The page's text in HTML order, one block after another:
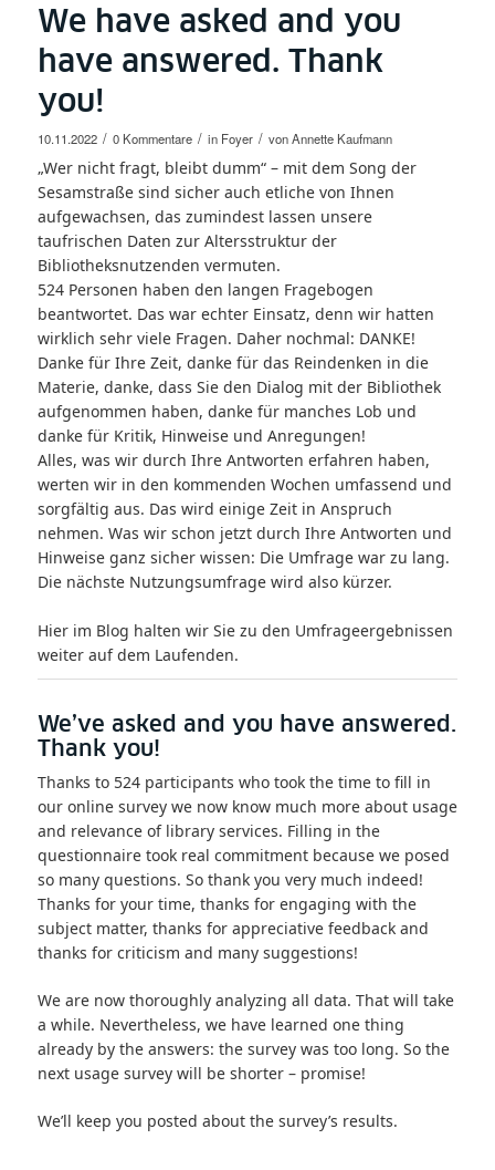
We have asked and you
have answered. Thank
you!
10.11.2022 / 0 Kommentare / in Foyer / vonAnnette Kaufmann
„Wer nicht fragt, bleibt dumm“ – mit dem Song der
Sesamstraße sind sicher auch etliche von Ihnen
aufgewachsen, das zumindest lassen unsere
taufrischen Daten zur Altersstruktur der
Bibliotheksnutzenden vermuten.
524 Personen haben den langen Fragebogen
beantwortet. Das war echter Einsatz, denn wir hatten
wirklich sehr viele Fragen. Daher nochmal: DANKE!
Danke für Ihre Zeit, danke für das Reindenken in die
Materie, danke, dass Sie den Dialog mit der Bibliothek
aufgenommen haben, danke für manches Lob und
danke für Kritik, Hinweise und Anregungen!
Alles, was wir durch Ihre Antworten erfahren haben,
werten wir in den kommenden Wochen umfassend und
sorgfältig aus. Das wird einige Zeit in Anspruch
nehmen. Was wir schon jetzt durch Ihre Antworten und
Hinweise ganz sicher wissen: Die Umfrage war zu lang.
Die nächste Nutzungsumfrage wird also kürzer.
Hier im Blog halten wir Sie zu den Umfrageergebnissen
weiter auf dem Laufenden.
We’ve asked and you have answered.
Thank you!
Thanks to 524 participants who took the time to fill in
our online survey we now know much more about usage
and relevance of library services. Filling in the
questionnaire took real commitment because we posed
so many questions. So thank you very much indeed!
Thanks for your time, thanks for engaging with the
subject matter, thanks for appreciative feedback and
thanks for criticism and many suggestions!
We are now thoroughly analyzing all data. That will take
a while. Nevertheless, we have learned one thing
already by the answers: the survey was too long. So the
next usage survey will be shorter – promise!
We’ll keep you posted about the survey’s results.